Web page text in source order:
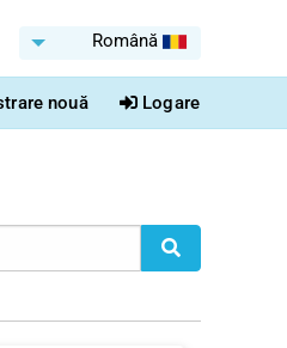
Română
nouă Logare